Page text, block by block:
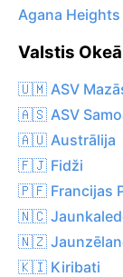
Agana
Valstis
🇺🇲 ASV
🇦🇸 ASV
🇦🇺 Austrālija
🇫🇯 Fidži
🇵🇫 Francijas
🇳🇨
🇳🇿
🇰🇮 Kiribati